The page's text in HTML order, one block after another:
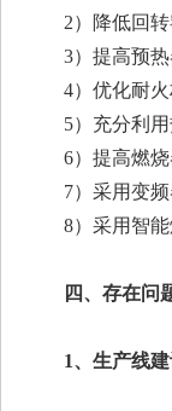
2）降低回
3）提高预
4）优化耐
5）充分利
6）提高燃
7）采用变
8）采用智
四、存在问
1、生产线